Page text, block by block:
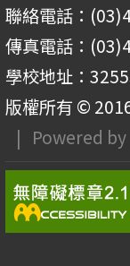
聯絡電話：
傳真電話：
學校地址：
版權所有 ©
| Powered by